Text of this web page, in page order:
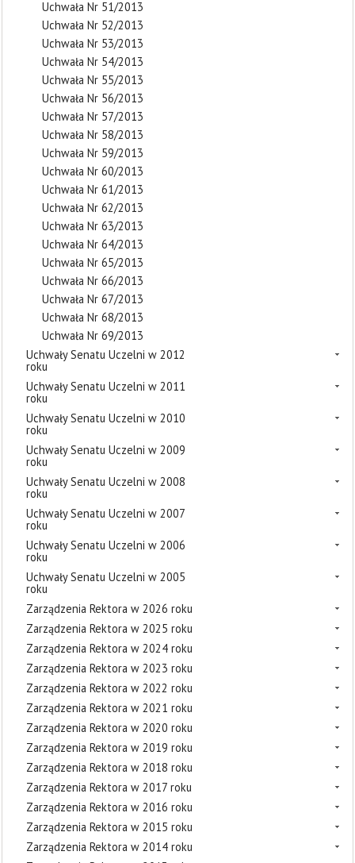
Uchwała Nr 51/2013
Uchwała Nr 52/2013
Uchwała Nr 53/2013
Uchwała Nr 54/2013
Uchwała Nr 55/2013
Uchwała Nr 56/2013
Uchwała Nr 57/2013
Uchwała Nr 58/2013
Uchwała Nr 59/2013
Uchwała Nr 60/2013
Uchwała Nr 61/2013
Uchwała Nr 62/2013
Uchwała Nr 63/2013
Uchwała Nr 64/2013
Uchwała Nr 65/2013
Uchwała Nr 66/2013
Uchwała Nr 67/2013
Uchwała Nr 68/2013
Uchwała Nr 69/2013
Uchwały Senatu Uczelni w 2012
roku
Uchwały Senatu Uczelni w 2011
roku
Uchwały Senatu Uczelni w 2010
roku
Uchwały Senatu Uczelni w 2009
roku
Uchwały Senatu Uczelni w 2008
roku
Uchwały Senatu Uczelni w 2007
roku
Uchwały Senatu Uczelni w 2006
roku
Uchwały Senatu Uczelni w 2005
roku
Zarządzenia Rektora w 2026 roku
Zarządzenia Rektora w 2025 roku
Zarządzenia Rektora w 2024 roku
Zarządzenia Rektora w 2023 roku
Zarządzenia Rektora w 2022 roku
Zarządzenia Rektora w 2021 roku
Zarządzenia Rektora w 2020 roku
Zarządzenia Rektora w 2019 roku
Zarządzenia Rektora w 2018 roku
Zarządzenia Rektora w 2017 roku
Zarządzenia Rektora w 2016 roku
Zarządzenia Rektora w 2015 roku
Zarządzenia Rektora w 2014 roku